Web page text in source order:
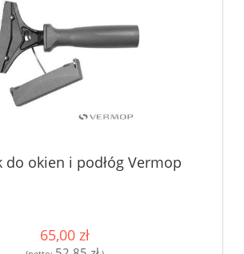
do okien i podłóg Vermop
65,00 zł